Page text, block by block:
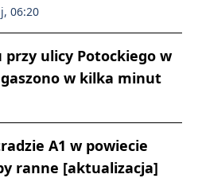
06:20
przy ulicy Potockiego w
w kilka minut
A1 w powiecie
ranne [aktualizacja]